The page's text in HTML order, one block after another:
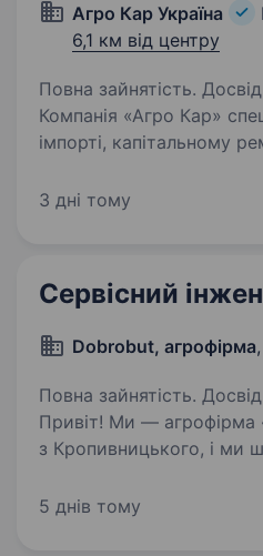
Агро Кар Україна
6,1 км від центру
Повна зайнятість.
Компанія «Агро Кар»
імпорті, капітальному
Ми виробляємо кастомні
3 дні тому
Сервісний
Dobrobut, агрофірма
Повна зайнятість.
Привіт! Ми — агрофірма
з Кропивницького, і ми
партнером у підтримці
5 днів тому